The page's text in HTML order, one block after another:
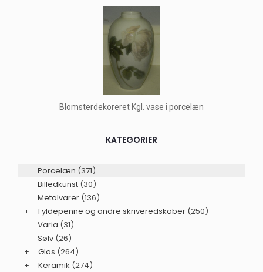
Blomsterdekoreret Kgl. vase i porcelæn
KATEGORIER
Porcelæn (371)
Billedkunst (30)
Metalvarer (136)
+
Fyldepenne og andre skriveredskaber (250)
Varia (31)
Sølv (26)
+
Glas (264)
+
Keramik (274)